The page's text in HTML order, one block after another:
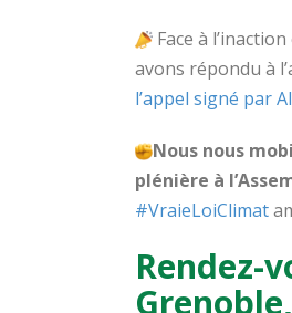
Face à
avons répondu à
l’appel signé par
Nous nous
plénière à
#VraieLoiClimat
Rendez-
Grenoble,